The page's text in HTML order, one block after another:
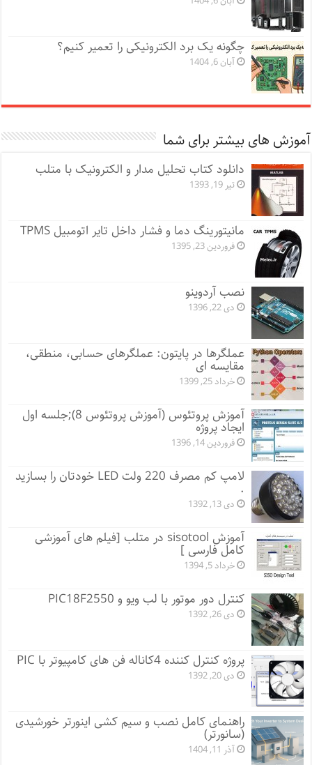
چگونه یک برد الکترونیکی را تعمیر کنیم؟
آبان 6, 1404
آموزش های بیشتر برای شما
دانلود کتاب تحلیل مدار و الکترونیک با متلب
تیر 19, 1393
مانیتورینگ دما و فشار داخل تایر اتومبیل TPMS
فروردین 23, 1395
نصب آردوینو
دی 22, 1396
عملگرها در پایتون: عملگرهای حسابی، منطقی،
مقایسه ای
خرداد 25, 1399
آموزش پروتئوس (آموزش پروتئوس 8);جلسه اول
ایجاد پروژه
فروردین 14, 1396
لامپ کم مصرف 220 ولت LED خودتان را بسازید
.
دی 13, 1392
آموزش sisotool در متلب [فیلم های آموزشی
کامل فارسی ]
خرداد 5, 1394
کنترل دور موتور با لب ویو و PIC18F2550
دی 26, 1392
پروژه کنترل کننده 4کاناله فن های کامپیوتر با PIC
دی 20, 1392
راهنمای کامل نصب و سیم کشی اینورتر خورشیدی
(سانورتر)
آذر 11, 1404